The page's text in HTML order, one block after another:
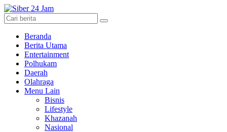
Beranda
Berita Utama
Entertainment
Polhukam
Daerah
Olahraga
Menu Lain
Bisnis
Lifestyle
Khazanah
Nasional